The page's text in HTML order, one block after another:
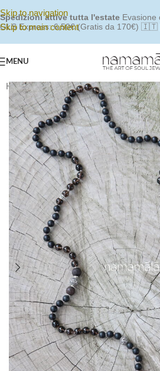
Skip to navigation
Skip to main content
Spedizioni attive tutta l'estate Evasione
GLS Express: 6,50€ (Gratis da 170€)
MENU
Home/Shop/ Japamala